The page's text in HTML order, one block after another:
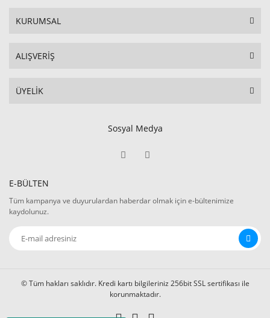
KURUMSAL
ALIŞVERİŞ
ÜYELİK
Sosyal Medya
E-BÜLTEN
Tüm kampanya ve duyurulardan haberdar olmak için e-bültenimize
kaydolunuz.
© Tüm hakları saklıdır. Kredi kartı bilgileriniz 256bit SSL sertifikası ile
korunmaktadır.